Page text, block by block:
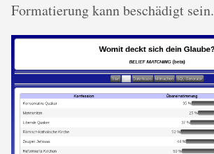
Formatierung kann beschädigt sein.